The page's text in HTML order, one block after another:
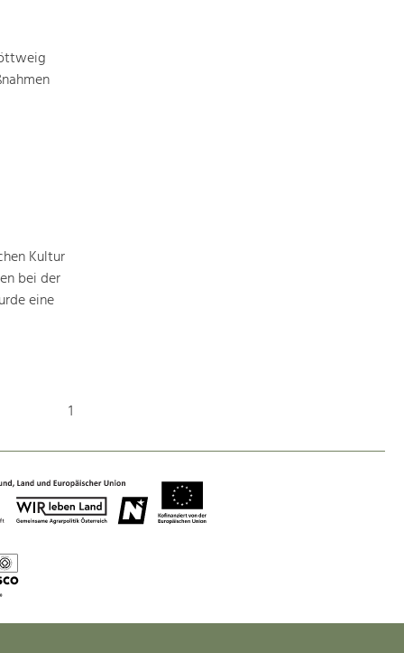
Kultur
bei der
eine
1